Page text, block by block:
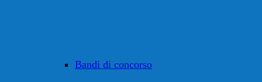
Bandi di concorso